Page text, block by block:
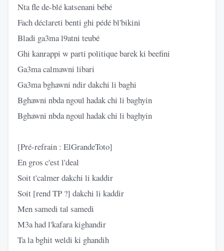
Nta fle de-blé katsenani bébé
Fach déclareti benti ghi pédé bl'bikini
Bladi ga3ma l9atni teubé
Ghi kanrappi w parti politique barek ki beefini
Ga3ma calmawni libari
Ga3ma bghawni ndir dakchi li baghi
Bghawni nbda ngoul hadak chi li baghyin
Bghawni nbda ngoul hadak chi li baghyin
[Pré-refrain : ElGrandeToto]
En gros c'est l'deal
Soit t'calmer dakchi li kaddir
Soit [rend TP ?] dakchi li kaddir
Men samedi tal samedi
M3a had l'kafara kighandir
Ta la bghit weldi ki ghandih